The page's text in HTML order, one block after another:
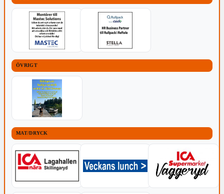
ÖVRIGT
MAT/DRYCK